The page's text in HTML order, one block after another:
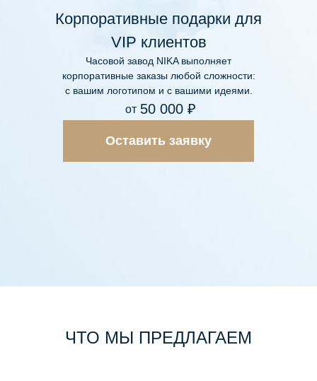
Корпоративные подарки для
VIP клиентов
Часовой завод NIKA выполняет
корпоративные заказы любой сложности:
с вашим логотипом и с вашими идеями.
от 50 000 ₽
Оставить заявку
ЧТО МЫ ПРЕДЛАГАЕМ